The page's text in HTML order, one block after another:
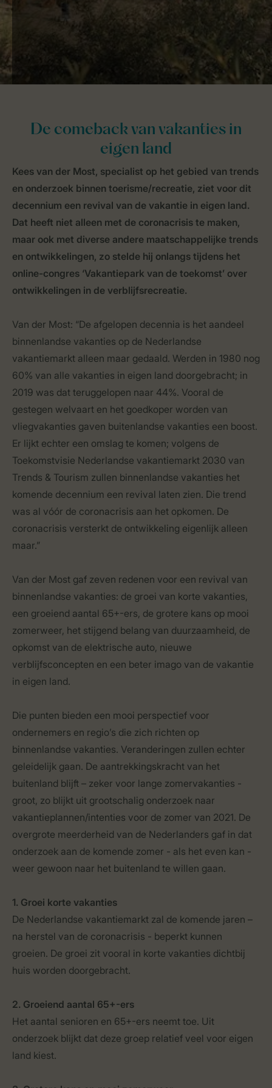
De comeback van vakanties in
eigen land
Kees van der Most, specialist op het gebied van trends
en onderzoek binnen toerisme/recreatie, ziet voor dit
decennium een revival van de vakantie in eigen land.
Dat heeft niet alleen met de coronacrisis te maken,
maar ook met diverse andere maatschappelijke trends
en ontwikkelingen, zo stelde hij onlangs tijdens het
online-congres ‘Vakantiepark van de toekomst’ over
ontwikkelingen in de verblijfsrecreatie.
Van der Most: “De afgelopen decennia is het aandeel
binnenlandse vakanties op de Nederlandse
vakantiemarkt alleen maar gedaald. Werden in 1980 nog
60% van alle vakanties in eigen land doorgebracht; in
2019 was dat teruggelopen naar 44%. Vooral de
gestegen welvaart en het goedkoper worden van
vliegvakanties gaven buitenlandse vakanties een boost.
Er lijkt echter een omslag te komen; volgens de
Toekomstvisie Nederlandse vakantiemarkt 2030 van
Trends & Tourism zullen binnenlandse vakanties het
komende decennium een revival laten zien. Die trend
was al vóór de coronacrisis aan het opkomen. De
coronacrisis versterkt de ontwikkeling eigenlijk alleen
maar.”
Van der Most gaf zeven redenen voor een revival van
binnenlandse vakanties: de groei van korte vakanties,
een groeiend aantal 65+-ers, de grotere kans op mooi
zomerweer, het stijgend belang van duurzaamheid, de
opkomst van de elektrische auto, nieuwe
verblijfsconcepten en een beter imago van de vakantie
in eigen land.
Die punten bieden een mooi perspectief voor
ondernemers en regio’s die zich richten op
binnenlandse vakanties. Veranderingen zullen echter
geleidelijk gaan. De aantrekkingskracht van het
buitenland blijft – zeker voor lange zomervakanties -
groot, zo blijkt uit grootschalig onderzoek naar
vakantieplannen/intenties voor de zomer van 2021. De
overgrote meerderheid van de Nederlanders gaf in dat
onderzoek aan de komende zomer - als het even kan -
weer gewoon naar het buitenland te willen gaan.
1. Groei korte vakanties
De Nederlandse vakantiemarkt zal de komende jaren –
na herstel van de coronacrisis - beperkt kunnen
groeien. De groei zit vooral in korte vakanties dichtbij
huis worden doorgebracht.
2. Groeiend aantal 65+-ers
Het aantal senioren en 65+-ers neemt toe. Uit
onderzoek blijkt dat deze groep relatief veel voor eigen
land kiest.